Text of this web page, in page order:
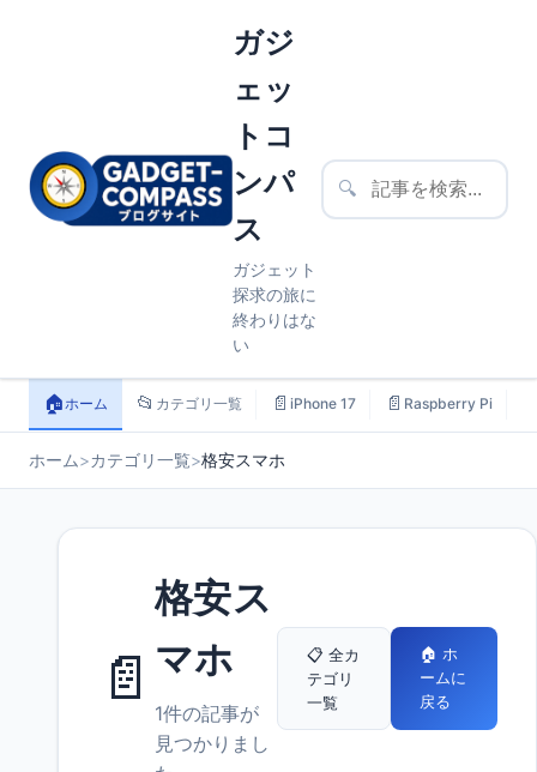
ガジ
ェッ
トコ
ンパ
ス
ガジェット
探求の旅に
終わりはな
い
🔍
🏠ホーム 📂 カテゴリ一覧 📄 iPhone 17 📄 Raspberry Pi
ホーム>カテゴリ一覧>格安スマホ
📄
格安ス
マホ
1件の記事が
見つかりまし
📋 全カ
テゴリ
一覧
🏠 ホ
ームに
戻る